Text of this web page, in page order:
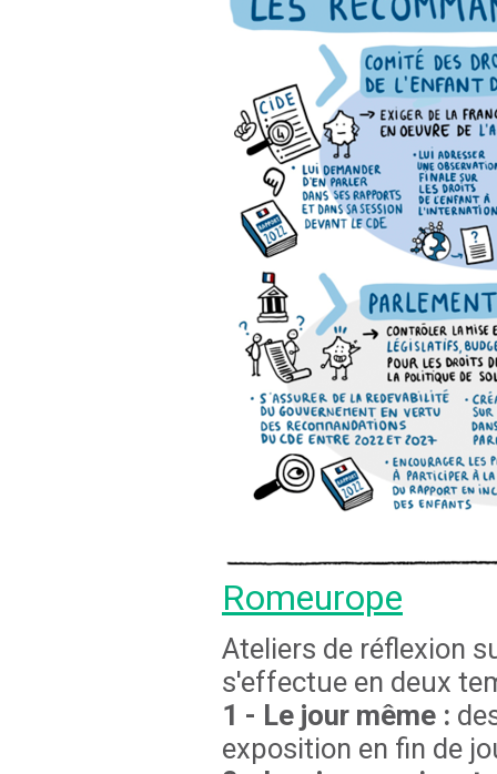
Romeurope
Ateliers de réflexion
s'effectue en deux
1 - Le jour même :
exposition en fin de